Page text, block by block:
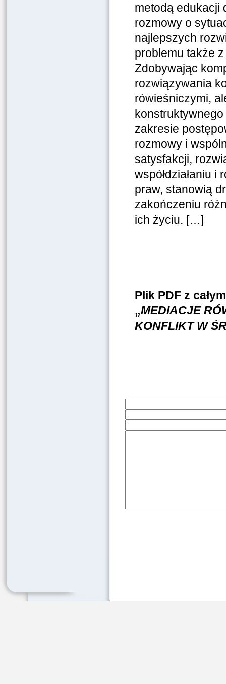
metodą edukacji
rozmowy o
najlepszych
problemu także
Zdobywając
rozwiązywania
rówieśniczymi,
zakresie
rozmowy i
satysfakcji,
współdziałaniu
praw, stanowią
zakończeniu
ich życiu. […]
Plik PDF z
„MEDIACJE
KONFLIKT W